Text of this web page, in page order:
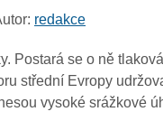
redakce
Postará se o ně
střední Evropy
vysoké srážkové